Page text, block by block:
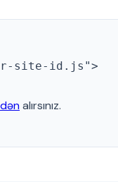
site-id.js">
alırsınız.